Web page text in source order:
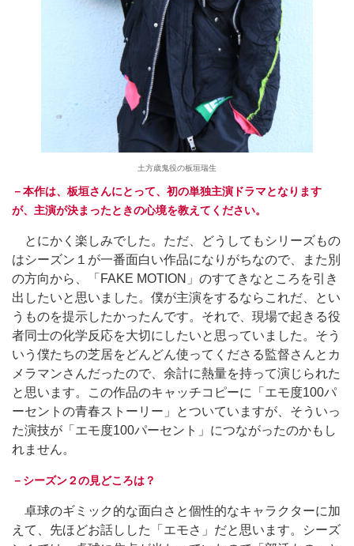
土方歳鬼役の板垣瑞生
－本作は、板垣さんにとって、初の単独主演ドラマとなります
が、主演が決まったときの心境を教えてください。
とにかく楽しみでした。ただ、どうしてもシリーズもの
はシーズン１が一番面白い作品になりがちなので、また別
の方向から、「FAKE MOTION」のすてきなところを引き
出したいと思いました。僕が主演をするならこれだ、とい
うものを提示したかったんです。それで、現場で起きる役
者同士の化学反応を大切にしたいと思っていました。そう
いう僕たちの芝居をどんどん使ってくださる監督さんとカ
メラマンさんだったので、余計に熱量を持って演じられた
と思います。この作品のキャッチコピーに「エモ度100パ
ーセントの青春ストーリー」とついていますが、そういっ
た演技が「エモ度100パーセント」につながったのかもし
れません。
－シーズン２の見どころは？
卓球のギミック的な面白さと個性的なキャラクターに加
えて、先ほどお話しした「エモさ」だと思います。シーズ